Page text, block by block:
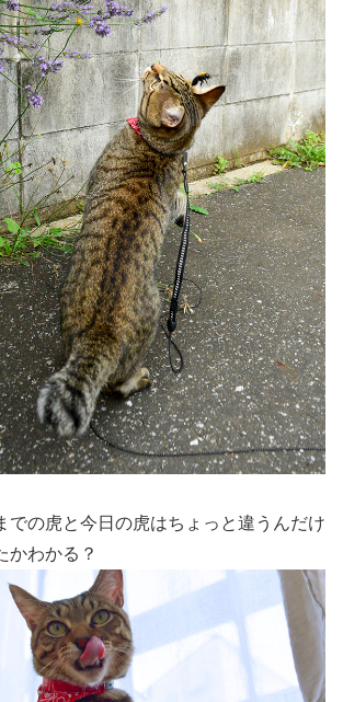
での虎と今日の虎はちょっと違うんだけ
かわかる？